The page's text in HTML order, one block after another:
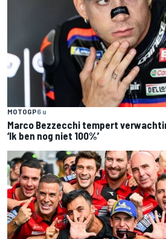
MOTOGP6 u
Marco Bezzecchi tempert
‘Ik ben nog niet 100%’